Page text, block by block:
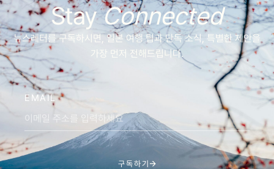
StayConnected
뉴스레터를 구독하시면, 일본 여행 팁과 단독 소식, 특별한 제안을
가장 먼저 전해드립니다.
EMAIL
구독하기